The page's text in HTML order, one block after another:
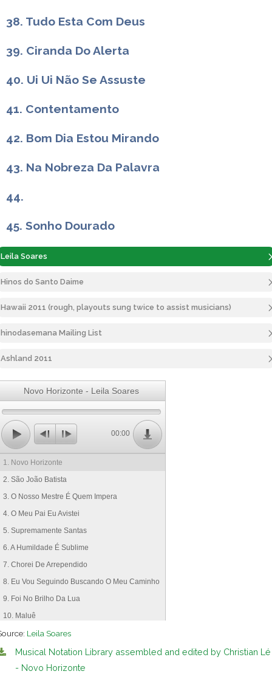
38. Tudo Esta Com Deus
39. Ciranda Do Alerta
40. Ui Ui Não Se Assuste
41. Contentamento
42. Bom Dia Estou Mirando
43. Na Nobreza Da Palavra
44.
45. Sonho Dourado
Leila Soares
Hinos do Santo Daime
Hawaii 2011 (rough, playouts sung twice to assist musicians)
hinodasemana Mailing List
Ashland 2011
Novo Horizonte - Leila Soares
00:00
1. Novo Horizonte
2. São João Batista
3. O Nosso Mestre É Quem Impera
4. O Meu Pai Eu Avistei
5. Supremamente Santas
6. A Humildade É Sublime
7. Chorei De Arrependido
8. Eu Vou Seguindo Buscando O Meu Caminho
9. Foi No Brilho Da Lua
10. Maluê
11. Lá Vai Papai
12. Brilhou Uma Estrela
13. Revi Um Pouco Do Passado
Leila Soares
Musical Notation Library assembled and edited by Christian Lé
- Novo Horizonte